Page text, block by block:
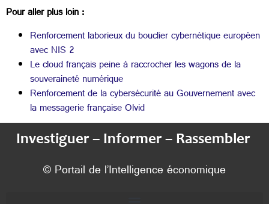
Pour aller plus loin :
Renforcement laborieux du bouclier cybernétique européen
avec NIS 2
Le cloud français peine à raccrocher les wagons de la
souveraineté numérique
Renforcement de la cybersécurité au Gouvernement avec
la messagerie française Olvid
Investiguer – Informer – Rassembler
© Portail de l’Intelligence économique